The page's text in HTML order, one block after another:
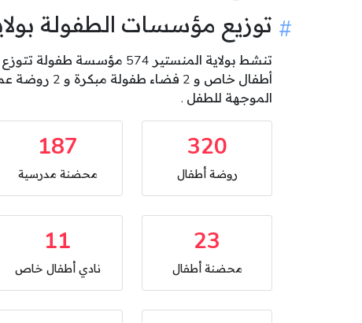
توزيع مؤسسات الطفولة
الموجهة للطفل .
320
روضة أطفال
187
محضنة مدرسية
23
محضنة أطفال
11
نادي أطفال خاص